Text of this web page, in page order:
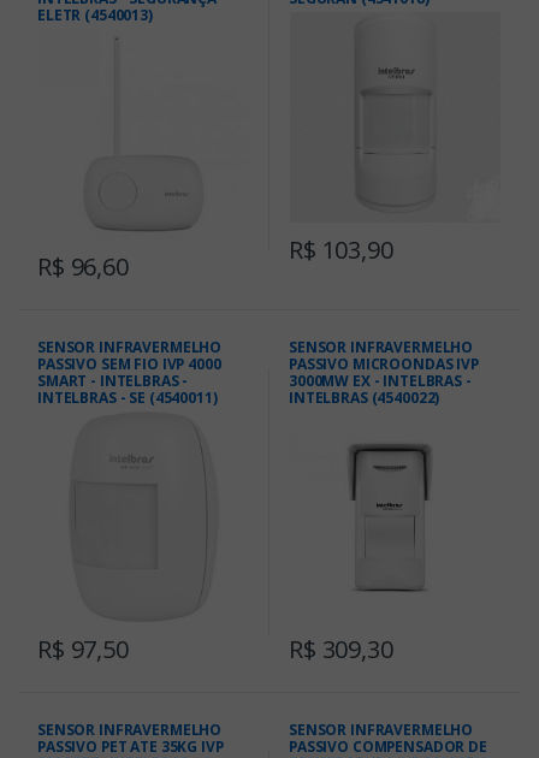
ELETR (4540013)
R$ 96,60
R$ 103,90
SENSOR INFRAVERMELHO
PASSIVO SEM FIO IVP 4000
SMART - INTELBRAS -
INTELBRAS - SE (4540011)
R$ 97,50
SENSOR INFRAVERMELHO
PASSIVO MICROONDAS IVP
3000MW EX - INTELBRAS -
INTELBRAS (4540022)
R$ 309,30
SENSOR INFRAVERMELHO
PASSIVO PET ATE 35KG IVP
SENSOR INFRAVERMELHO
PASSIVO COMPENSADOR DE